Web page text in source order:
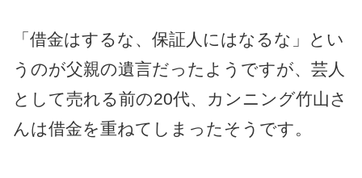
「借金はするな、保証人にはなるな」とい
うのが父親の遺言だったようですが、芸人
として売れる前の20代、カンニング竹山さ
んは借金を重ねてしまったそうです。